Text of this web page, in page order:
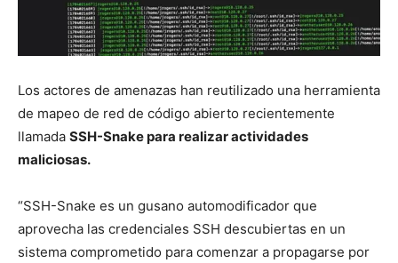
Los actores de amenazas han reutilizado una herramienta
de mapeo de red de código abierto recientemente
llamada SSH-Snake para realizar actividades
maliciosas.
“SSH-Snake es un gusano automodificador que
aprovecha las credenciales SSH descubiertas en un
sistema comprometido para comenzar a propagarse por